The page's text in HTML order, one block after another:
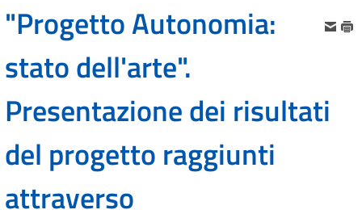
"Progetto Autonomia:
stato dell'arte".
Presentazione dei risultati
del progetto raggiunti
attraverso